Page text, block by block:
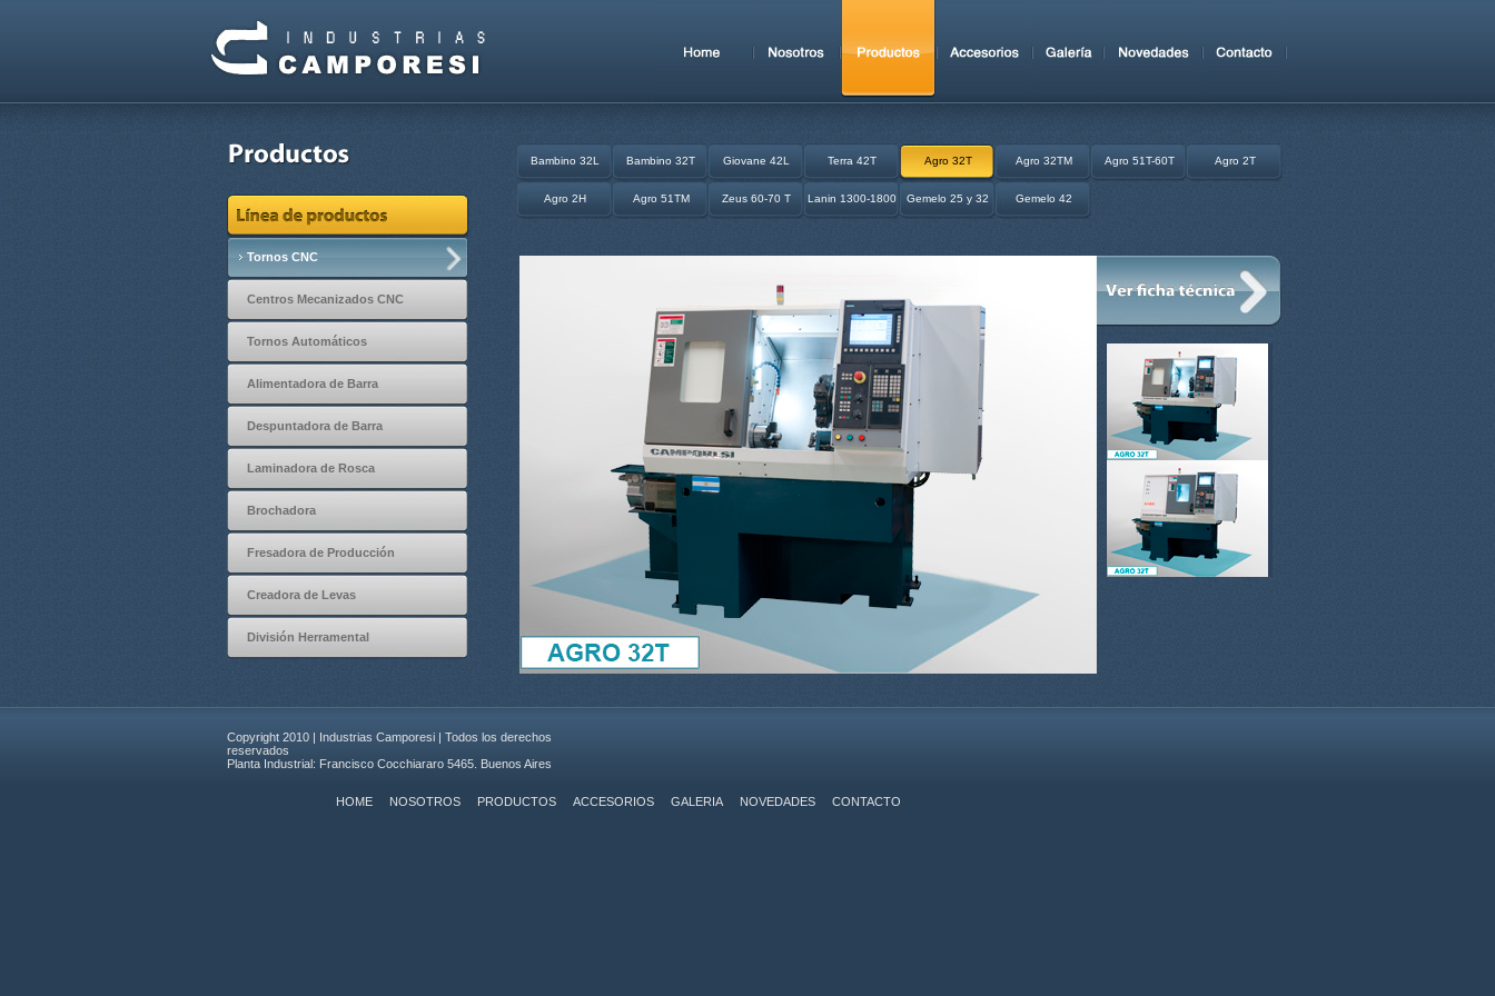
Tornos CNC
Centros Mecanizados CNC
Tornos Automáticos
Alimentadora de Barra
Despuntadora de Barra
Laminadora de Rosca
Brochadora
Fresadora de Producción
Creadora de Levas
División Herramental
Bambino 32L Bambino 32T Giovane 42L Terra 42T Agro 32T Agro 32TM Agro 51T-60T Agro 2T
Agro 2H Agro 51TM Zeus 60-70 T Lanin 1300-1800 Gemelo 25 y 32 Gemelo 42
Copyright 2010 | Industrias Camporesi | Todos los derechos
reservados
Planta Industrial: Francisco Cocchiararo 5465. Buenos Aires
HOME NOSOTROS PRODUCTOS ACCESORIOS GALERIA NOVEDADES CONTACTO